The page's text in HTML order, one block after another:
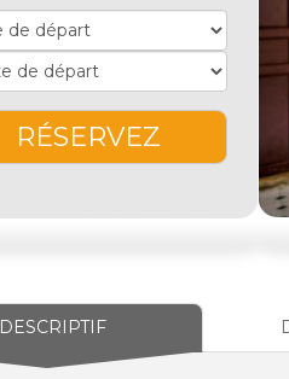
RÉSERVEZ
DESCRIPTIF